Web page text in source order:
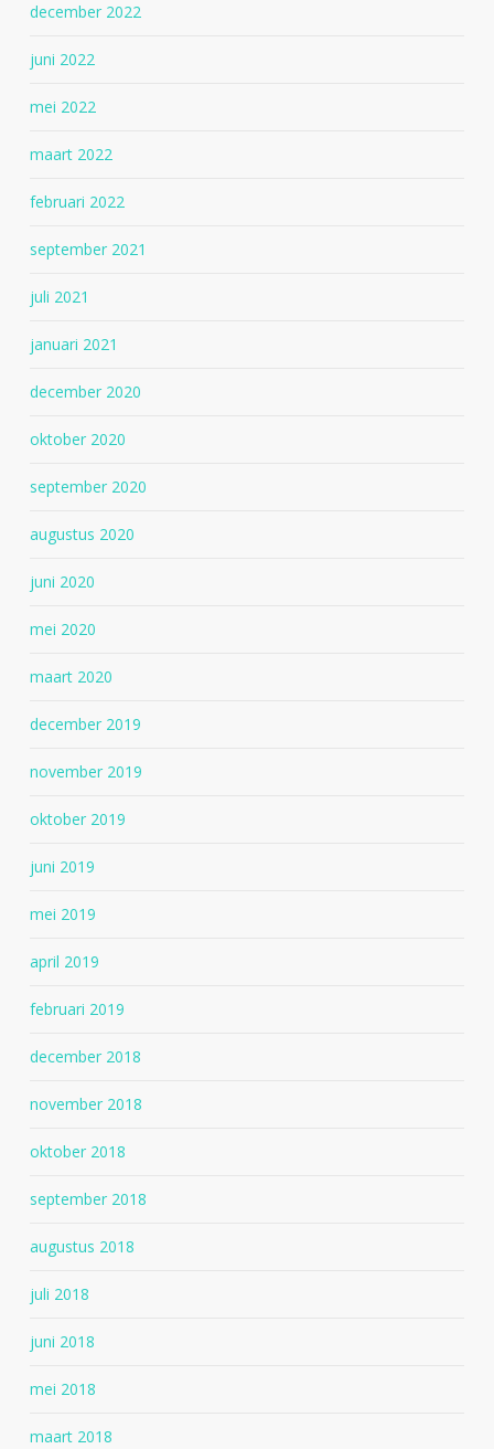
december 2022
juni 2022
mei 2022
maart 2022
februari 2022
september 2021
juli 2021
januari 2021
december 2020
oktober 2020
september 2020
augustus 2020
juni 2020
mei 2020
maart 2020
december 2019
november 2019
oktober 2019
juni 2019
mei 2019
april 2019
februari 2019
december 2018
november 2018
oktober 2018
september 2018
augustus 2018
juli 2018
juni 2018
mei 2018
maart 2018